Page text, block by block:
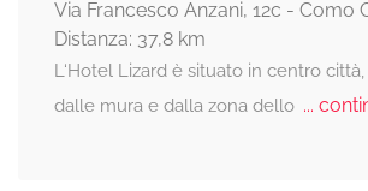
Via Francesco Anzani, 12c - Como
Distanza: 37,8 km
L‘Hotel Lizard è situato in centro
dalle mura e dalla zona dello...